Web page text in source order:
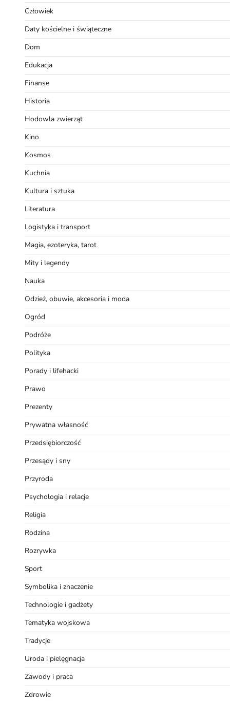
Człowiek
Daty kościelne i świąteczne
Dom
Edukacja
Finanse
Historia
Hodowla zwierząt
Kino
Kosmos
Kuchnia
Kultura i sztuka
Literatura
Logistyka i transport
Magia, ezoteryka, tarot
Mity i legendy
Nauka
Odzież, obuwie, akcesoria i moda
Ogród
Podróże
Polityka
Porady i lifehacki
Prawo
Prezenty
Prywatna własność
Przedsiębiorczość
Przesądy i sny
Przyroda
Psychologia i relacje
Religia
Rodzina
Rozrywka
Sport
Symbolika i znaczenie
Technologie i gadżety
Tematyka wojskowa
Tradycje
Uroda i pielęgnacja
Zawody i praca
Zdrowie